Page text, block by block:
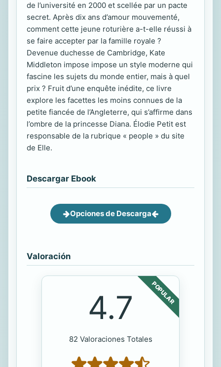
de l’université en 2000 et scellée par un pacte
secret. Après dix ans d’amour mouvementé,
comment cette jeune roturière a-t-elle réussi à
se faire accepter par la famille royale ?
Devenue duchesse de Cambridge, Kate
Middleton impose impose un style moderne qui
fascine les sujets du monde entier, mais à quel
prix ? Fruit d’une enquête inédite, ce livre
explore les facettes les moins connues de la
petite fiancée de l’Angleterre, qui s’affirme dans
l’ombre de la princesse Diana. Élodie Petit est
responsable de la rubrique « people » du site
de Elle.
Descargar Ebook
Opciones de Descarga
Valoración
POPULAR
4.7
82 Valoraciones Totales